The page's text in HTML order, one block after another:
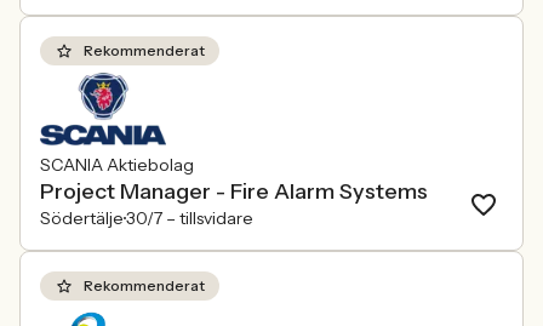
Rekommenderat
SCANIA Aktiebolag
Project Manager - Fire Alarm Systems
Södertälje30/7 – tillsvidare
Rekommenderat